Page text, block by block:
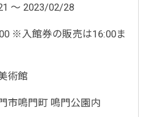
～ 2023/02/28
※入館券の販売は16:00ま
術館
市鳴門町 鳴門公園内